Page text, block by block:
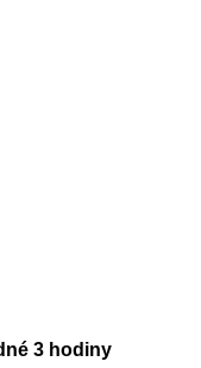
3 hodiny